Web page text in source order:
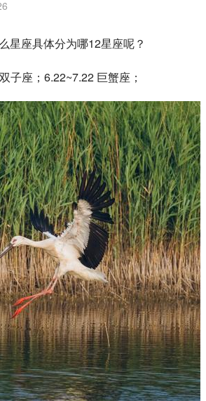
星座具体分为哪12星座呢？
子座；6.22~7.22 巨蟹座；